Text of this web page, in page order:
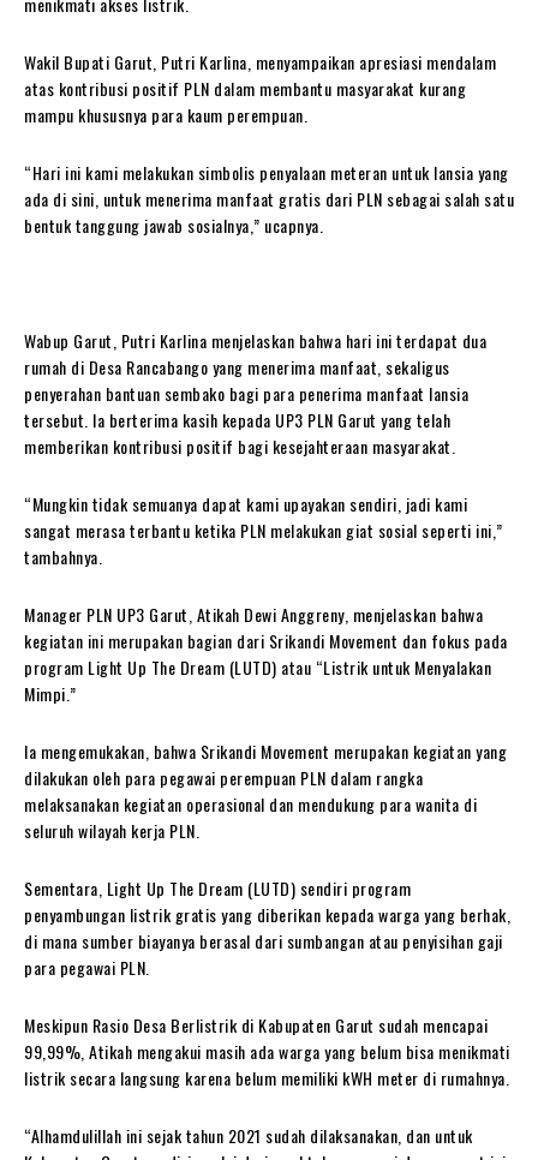
Wakil Bupati Garut, Putri Karlina, menyampaikan apresiasi mendalam
atas kontribusi positif PLN dalam membantu masyarakat kurang
mampu khususnya para kaum perempuan.
“Hari ini kami melakukan simbolis penyalaan meteran untuk lansia yang
ada di sini, untuk menerima manfaat gratis dari PLN sebagai salah satu
bentuk tanggung jawab sosialnya,” ucapnya.
Wabup Garut, Putri Karlina menjelaskan bahwa hari ini terdapat dua
rumah di Desa Rancabango yang menerima manfaat, sekaligus
penyerahan bantuan sembako bagi para penerima manfaat lansia
tersebut. Ia berterima kasih kepada UP3 PLN Garut yang telah
memberikan kontribusi positif bagi kesejahteraan masyarakat.
“Mungkin tidak semuanya dapat kami upayakan sendiri, jadi kami
sangat merasa terbantu ketika PLN melakukan giat sosial seperti ini,”
tambahnya.
Manager PLN UP3 Garut, Atikah Dewi Anggreny, menjelaskan bahwa
kegiatan ini merupakan bagian dari Srikandi Movement dan fokus pada
program Light Up The Dream (LUTD) atau “Listrik untuk Menyalakan
Mimpi.”
Ia mengemukakan, bahwa Srikandi Movement merupakan kegiatan yang
dilakukan oleh para pegawai perempuan PLN dalam rangka
melaksanakan kegiatan operasional dan mendukung para wanita di
seluruh wilayah kerja PLN.
Sementara, Light Up The Dream (LUTD) sendiri program
penyambungan listrik gratis yang diberikan kepada warga yang berhak,
di mana sumber biayanya berasal dari sumbangan atau penyisihan gaji
para pegawai PLN.
Meskipun Rasio Desa Berlistrik di Kabupaten Garut sudah mencapai
99,99%, Atikah mengakui masih ada warga yang belum bisa menikmati
listrik secara langsung karena belum memiliki kWH meter di rumahnya.
“Alhamdulillah ini sejak tahun 2021 sudah dilaksanakan, dan untuk